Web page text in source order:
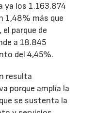
ya los 1.163.874
1,48% más que
parque de
a 18.845
del 4,45%.
resulta
porque amplía la
se sustenta la